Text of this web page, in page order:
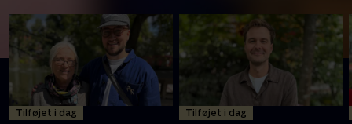
Tilføjet i dag Tilføjet i dag